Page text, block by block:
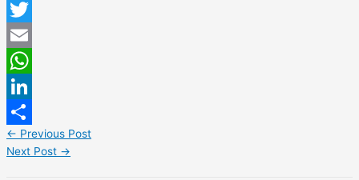
Facebook
Twitter
Email
WhatsApp
LinkedIn
Share
← Previous Post
Next Post →